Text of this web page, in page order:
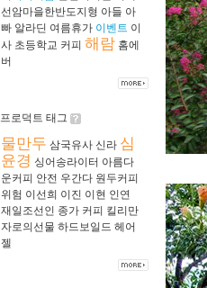
선암마을한반도지형 아들 아
빠 알라딘 여름휴가 이벤트 이
사 초등학교 커피 해람 홈에
버
프로덕트 태그
물만두 삼국유사 신라 심
윤경 싱어송라이터 아름다
운커피 안전 우간다 원두커피
위험 이선희 이진 이현 인연
재일조선인 종가 커피 킬리만
자로의선물 하드보일드 헤어
젤